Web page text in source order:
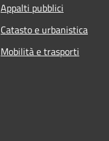
Appalti pubblici
Catasto e urbanistica
Mobilità e trasporti